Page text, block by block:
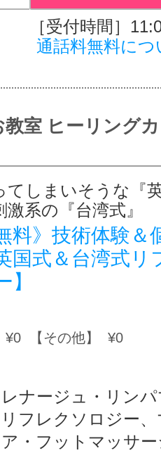
［受付時間］
通話料無料につ
室 ヒーリング
てしまいそうな『
激系の『台湾式』
料》技術体験＆
国式＆台湾式
】
¥0 【その他】 ¥0
ナージュ・リン
フレクソロジー
・フットマッサ